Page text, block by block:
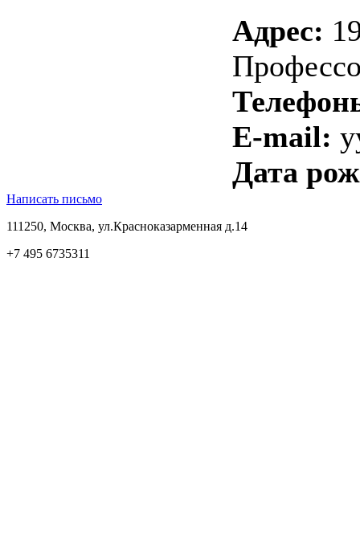
Адрес:
E-mail:
Дата
Написать письмо
111250, Москва, ул.Красноказарменная д.14
+7 495 6735311